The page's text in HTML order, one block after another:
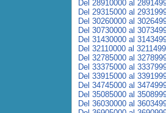
Del 28910000 al
Del 29315000 al
Del 30260000 al
Del 30730000 al
Del 31430000 al
Del 32110000 al
Del 32785000 al
Del 33375000 al
Del 33915000 al
Del 34745000 al
Del 35085000 al
Del 36030000 al